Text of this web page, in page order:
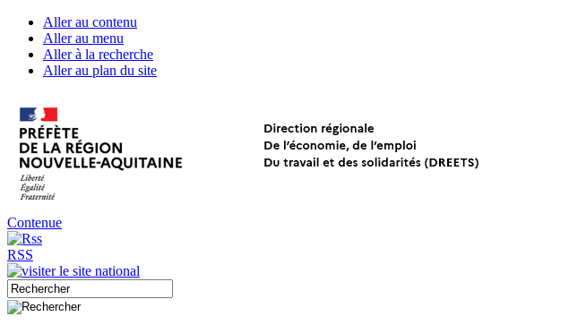
Aller au contenu
Aller au menu
Aller à la recherche
Aller au plan du site
Contenue
RSS